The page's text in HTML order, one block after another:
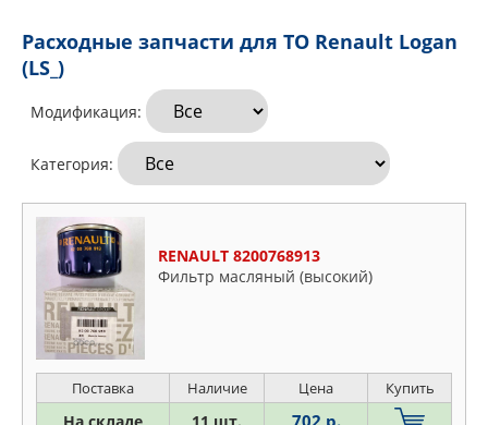
Расходные запчасти для ТО Renault Logan
(LS_)
Модификация:
Категория:
RENAULT 8200768913
Фильтр масляный (высокий)
Поставка Наличие Цена Купить